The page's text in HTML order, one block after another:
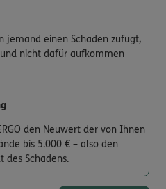
jemand einen Schaden zufügt,
nicht dafür aufkommen
den Neuwert der von Ihnen
bis 5.000 € – also den
des Schadens.